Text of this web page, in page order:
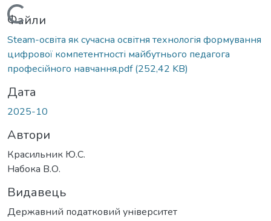
Вантажиться...
Файли
Steam-освіта як сучасна освітня технологія формування
цифрової компетентності майбутнього педагога
професійного навчання.pdf(252,42 KB)
Дата
2025-10
Автори
Красильник Ю.С.
Набока В.О.
Видавець
Державний податковий університет